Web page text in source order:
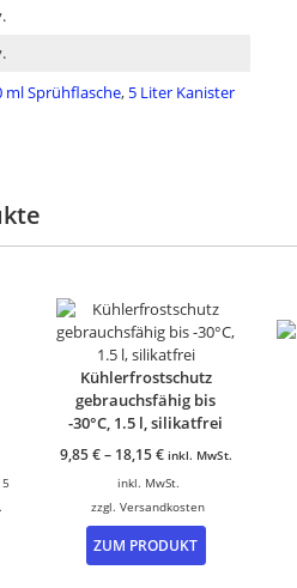
ml Sprühflasche, 5 Liter Kanister
Kühlerfrostschutz
gebrauchsfähig bis
-30°C, 1.5 l, silikatfrei
9,85€– 18,15€ inkl. MwSt.
inkl. MwSt.
zzgl.Versandkosten
ZUM PRODUKT
Dieses